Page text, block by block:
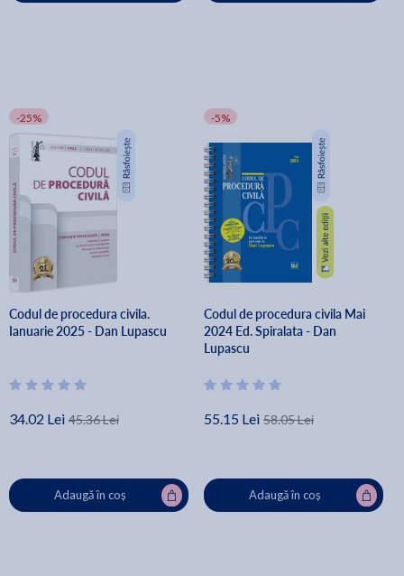
-25%
Codul de procedura civila.
Ianuarie 2025 - Dan Lupascu
34.02 Lei 45.36 Lei
Adaugă în coș
-5%
Codul de procedura civila Mai
2024 Ed. Spiralata - Dan
Lupascu
55.15 Lei 58.05 Lei
Adaugă în coș